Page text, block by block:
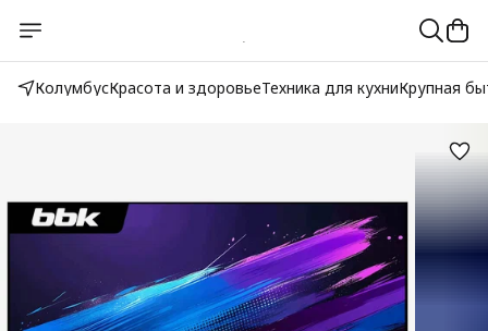
КолумбусКрасота и здоровьеТехника для кухниКрупная